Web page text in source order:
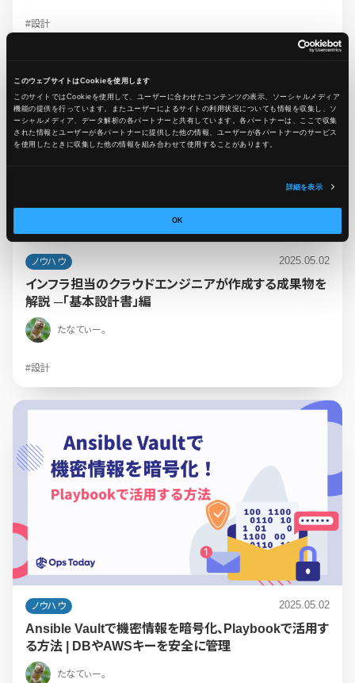
このウェブサイトはCookieを使用します
このサイトではCookieを使用して、ユーザーに合わせたコンテンツの表示、ソーシャルメディア
機能の提供を行っています。またユーザーによるサイトの利用状況についても情報を収集し、ソ
ーシャルメディア、データ解析の各パートナーと共有しています。各パートナーは、ここで収集
された情報とユーザーが各パートナーに提供した他の情報、ユーザーが各パートナーのサービス
を使用したときに収集した他の情報を組み合わせて使用​​することがあります。
詳細を表示
OK
#設計
ノウハウ 2025.05.02
インフラ担当のクラウドエンジニアが作成する成果物を
解説 ─「基本設計書」編
たなてぃー。
#設計
ノウハウ 2025.05.02
Ansible Vaultで機密情報を暗号化、Playbookで活用す
る方法 | DBやAWSキーを安全に管理
たなてぃー。